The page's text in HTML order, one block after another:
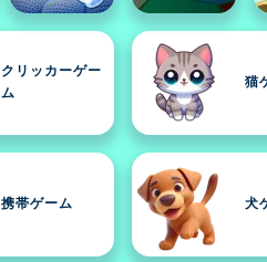
クリッカーゲー
ム
猫
携帯ゲーム 犬